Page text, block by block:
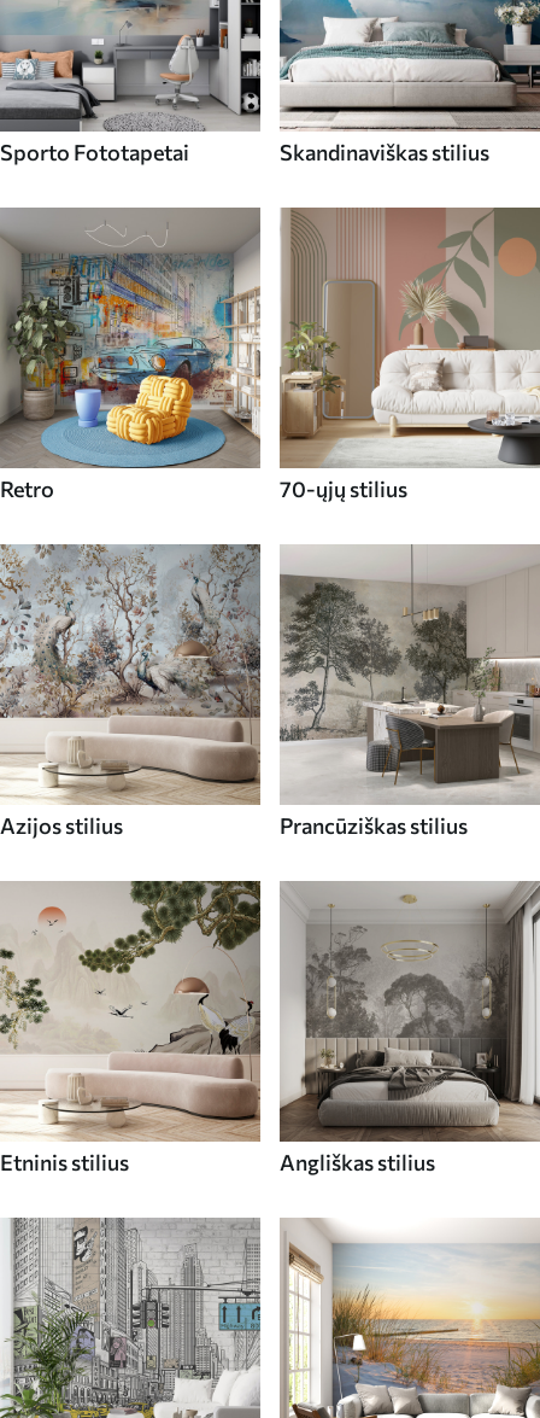
Sporto Fototapetai Skandinaviškas stilius
Retro 70-ųjų stilius
Azijos stilius Prancūziškas stilius
Etninis stilius Angliškas stilius